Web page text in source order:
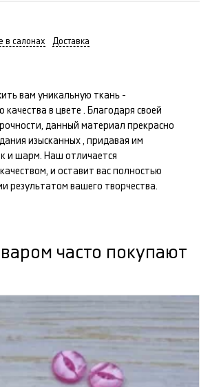
в салонах Доставка
вам уникальную ткань -
качества в цвете . Благодаря своей
данный материал прекрасно
изысканных , придавая им
и шарм. Наш отличается
и оставит вас полностью
результатом вашего творчества.
часто покупают